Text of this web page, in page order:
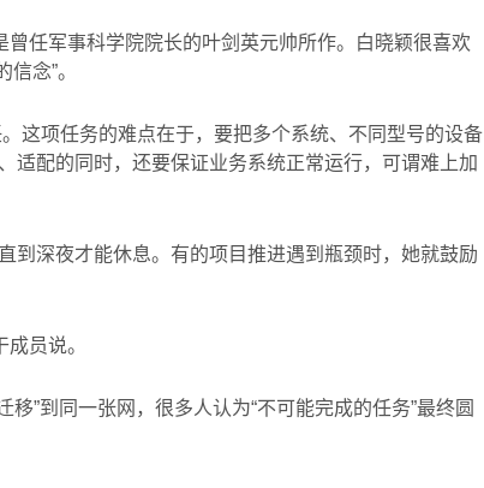
任军事科学院院长的叶剑英元帅所作。白晓颖很喜欢
念”。
这项任务的难点在于，要把多个系统、不同型号的设备
适配的同时，还要保证业务系统正常运行，可谓难上加
到深夜才能休息。有的项目推进遇到瓶颈时，她就鼓励
员说。
移”到同一张网，很多人认为“不可能完成的任务”最终圆